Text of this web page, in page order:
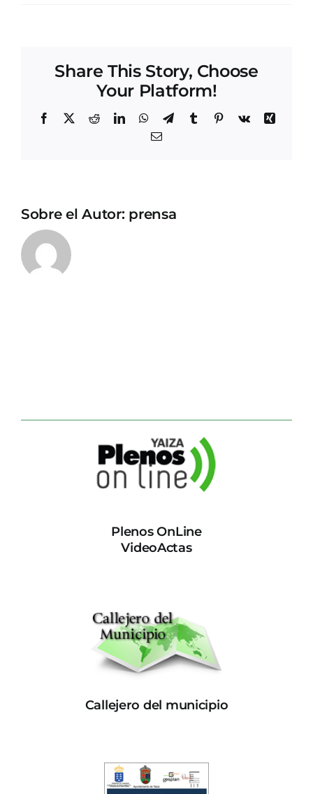
Share This Story, Choose
Your Platform!
Facebook
X RedditLinkedInWhatsApp
TelegramTumblrPinterest
Vk
Xing
Correo
Sobre el Autor: prensa
Plenos OnLine
VideoActas
Callejero del municipio